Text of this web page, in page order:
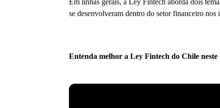
se desenvolveram dentro do setor financeiro
Entenda melhor a Ley Fintech do Chile neste